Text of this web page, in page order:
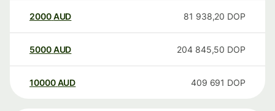
2000AUD 81 938,20 DOP
5000AUD 204 845,50 DOP
10000 AUD 409 691 DOP